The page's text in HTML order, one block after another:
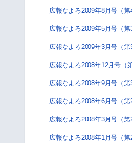
広報なよろ2009年8月号（第
広報なよろ2009年5月号（第
広報なよろ2009年3月号（第
広報なよろ2008年12月号（
広報なよろ2008年9月号（第
広報なよろ2008年6月号（第
広報なよろ2008年3月号（第
広報なよろ2008年1月号（第